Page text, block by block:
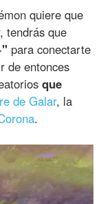
quiere que
tendrás que
para conectarte
de entonces
que
de Galar, la
.